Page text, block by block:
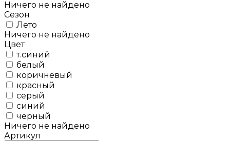
Ничего не найдено
Сезон
Лето
Ничего не найдено
Цвет
т.синий
белый
коричневый
красный
серый
синий
черный
Ничего не найдено
Артикул